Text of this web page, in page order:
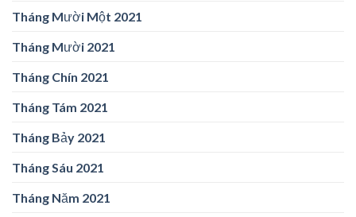
Tháng Mười Một 2021
Tháng Mười 2021
Tháng Chín 2021
Tháng Tám 2021
Tháng Bảy 2021
Tháng Sáu 2021
Tháng Năm 2021